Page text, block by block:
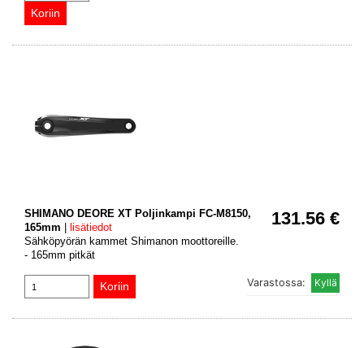
131.56 €
SHIMANO DEORE XT Poljinkampi FC-M8150,
165mm
lisätiedot
Sähköpyörän kammet Shimanon moottoreille.
- 165mm pitkät
Varastossa: